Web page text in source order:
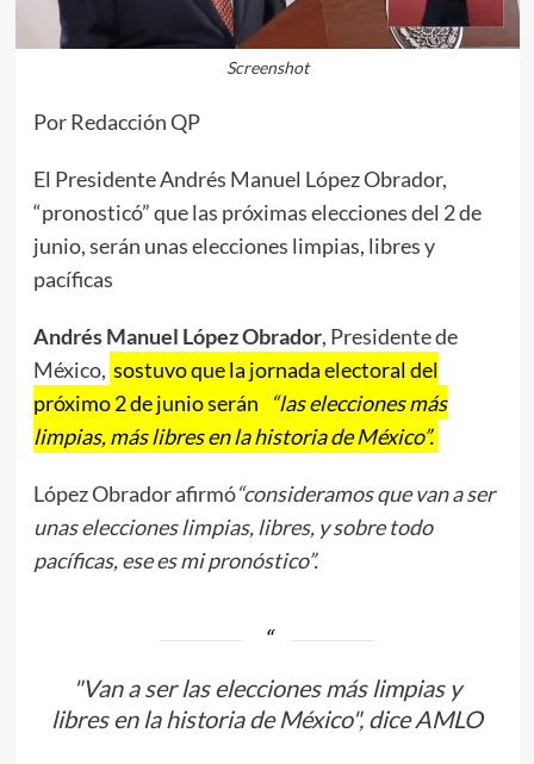
Screenshot
Por Redacción QP
El Presidente Andrés Manuel López Obrador,
“pronosticó” que las próximas elecciones del 2 de
junio, serán unas elecciones limpias, libres y
pacíficas
Andrés Manuel López Obrador, Presidente de
México, sostuvo que la jornada electoral del
próximo 2 de junio serán
“las elecciones más
limpias, más libres en la historia de México”.
López Obrador afirmó“consideramos que van a ser
unas elecciones limpias, libres, y sobre todo
pacíficas, ese es mi pronóstico”.
"Van a ser las elecciones más limpias y
libres en la historia de México", dice AMLO